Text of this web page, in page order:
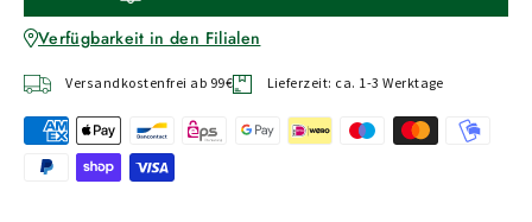
Verfügbarkeit in den Filialen
Versandkostenfrei ab 99€ Lieferzeit: ca. 1-3 Werktage